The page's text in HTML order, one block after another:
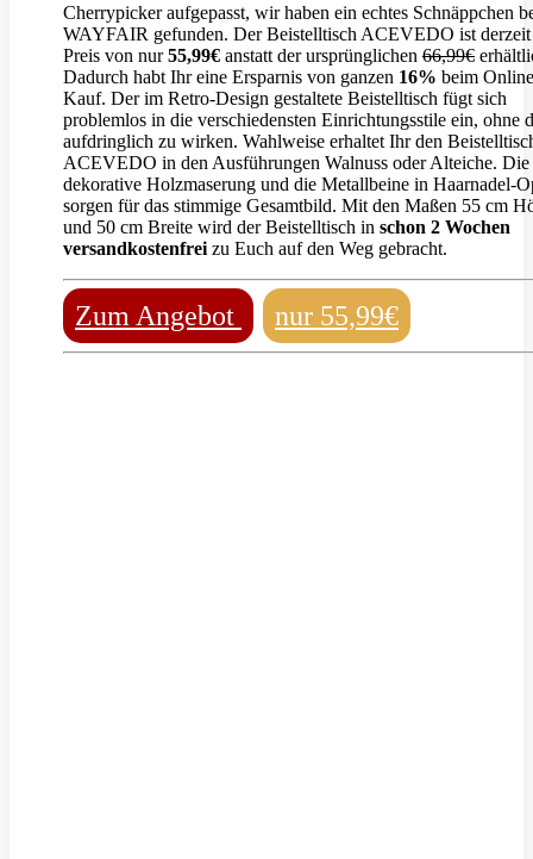
Cherrypicker aufgepasst, wir haben ein echtes Schnäppchen
WAYFAIR gefunden. Der Beistelltisch ACEVEDO ist
Preis von nur55,99€ anstatt der ursprünglichen 66,99€
Dadurch habt Ihr eine Ersparnis von ganzen 16% beim Online
Kauf. Der im Retro-Design gestaltete Beistelltisch fügt sich
problemlos in die verschiedensten Einrichtungsstile ein, ohne
aufdringlich zu wirken. Wahlweise erhaltet Ihr den
ACEVEDO in den Ausführungen Walnuss oder Alteiche. Die
dekorative Holzmaserung und die Metallbeine in Haarnadel-
sorgen für das stimmige Gesamtbild. Mit den Maßen 55 cm
und 50 cm Breite wird der Beistelltisch in schon 2 Wochen
versandkostenfrei zu Euch auf den Weg gebracht.
Zum Angebot nur 55,99€